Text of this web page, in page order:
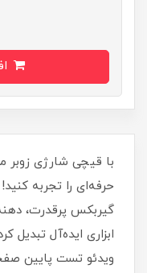
ابزاری ایده‌آل تبدیل
ویدئو تست پایین